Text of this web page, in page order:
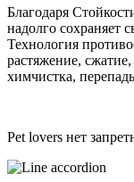
Благодаря
надолго сохраняет
Технология
растяжение, сжатие,
химчистка,
Pet lovers нет